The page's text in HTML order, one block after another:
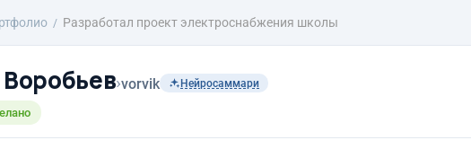
Разработал проект электроснабжения школы
›vorvik Нейросаммари